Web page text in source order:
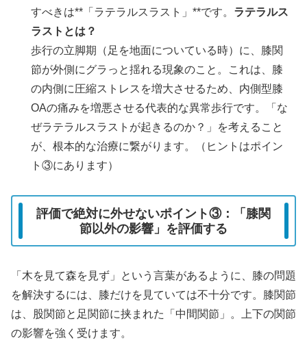
すべきは**「ラテラルスラスト」**です。 ラテラルス
ラストとは？
歩行の立脚期（足を地面についている時）に、膝関
節が外側にグラっと揺れる現象のこと。これは、膝
の内側に圧縮ストレスを増大させるため、内側型膝
OAの痛みを増悪させる代表的な異常歩行です。「な
ぜラテラルスラストが起きるのか？」を考えること
が、根本的な治療に繋がります。（ヒントはポイン
ト③にあります）
評価で絶対に外せないポイント③：「膝関
節以外の影響」を評価する
「木を見て森を見ず」という言葉があるように、膝の問題
を解決するには、膝だけを見ていては不十分です。膝関節
は、股関節と足関節に挟まれた「中間関節」。上下の関節
の影響を強く受けます。